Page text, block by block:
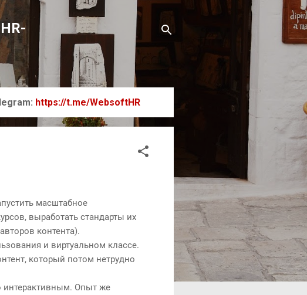
https://t.me/WebsoftHR
масштабное
выработать стандарты их
контента).
и виртуальном классе.
который потом нетрудно
интерактивным. Опыт же